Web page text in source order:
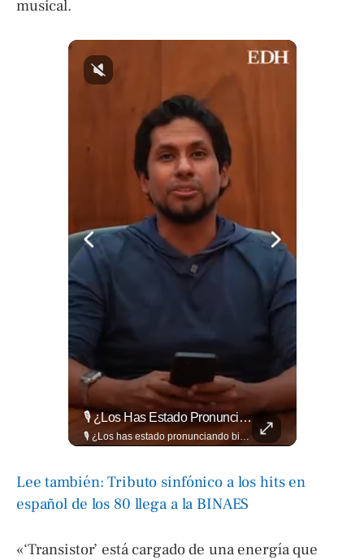
musical.
🎙️ ¿Los Has Estado Pronunciando Bien?
Lee también: Tributo sinfónico a los hits en
español de los 80 llega a la BINAES
«‘Transistor’ está cargado de una energía que